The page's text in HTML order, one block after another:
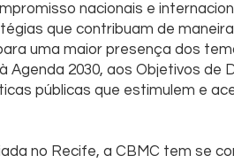
nacionais e
que contribuam de
uma maior presença dos
Agenda 2030, aos Objetivos de
públicas que estimulem e
no Recife, a CBMC tem se